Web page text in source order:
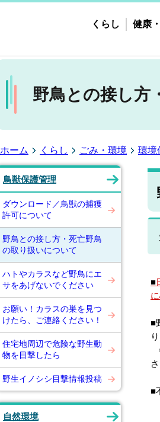
くらし 健康
野鳥との接し方
ホーム くらし ごみ・環境 環境
鳥獣保護管理
ダウンロード／鳥獣の捕獲
許可について
野鳥との接し方・死亡野鳥
の取り扱いについて
ハトやカラスなど野鳥にエ
サをあげないでください
お願い！カラスの巣を見つ
けたら、ご連絡ください！
住宅地周辺で危険な野生動
物を目撃したら
野生イノシシ目撃情報投稿
自然環境
■
■
■